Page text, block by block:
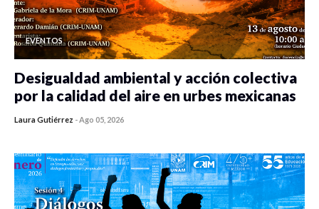
EVENTOS
Desigualdad ambiental y acción colectiva
por la calidad del aire en urbes mexicanas
Laura Gutiérrez -Ago 05, 2026